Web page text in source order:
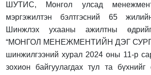
ШУТИС, Монгол улсад
мэргэжилтэн бэлтгэсний 65
Шинжлэх ухааны ажилтны өдрийг
“МОНГОЛ МЕНЕЖМЕНТИЙН ДЭГ
шинжилгээний хурал 2024 оны 11-р
зохион байгуулагдах тул та